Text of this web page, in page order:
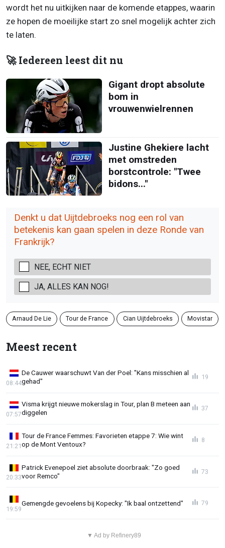
wordt het nu uitkijken naar de komende etappes, waarin
ze hopen de moeilijke start zo snel mogelijk achter zich
te laten.
🚀 Iedereen leest dit nu
Gigant dropt absolute
bom in
vrouwenwielrennen
Justine Ghekiere lacht
met omstreden
borstcontrole: "Twee
bidons..."
Denkt u dat Uijtdebroeks nog een rol van
betekenis kan gaan spelen in deze Ronde van
Frankrijk?
NEE, ECHT NIET
JA, ALLES KAN NOG!
Arnaud De Lie Tour de France Cian Uijtdebroeks Movistar
Meest recent
De Cauwer waarschuwt Van der Poel: "Kans misschien al
gehad"
08:44
19
Visma krijgt nieuwe mokerslag in Tour, plan B meteen aan
diggelen
07:57
37
Tour de France Femmes: Favorieten etappe 7: Wie wint
op de Mont Ventoux?
21:21
8
Patrick Evenepoel ziet absolute doorbraak: "Zo goed
voor Remco"
20:33
73
Gemengde gevoelens bij Kopecky: "Ik baal ontzettend"
19:59
79
▼ Ad by Refinery89